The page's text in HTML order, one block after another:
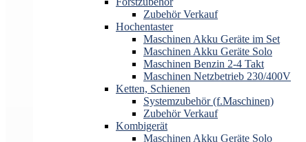
Zubehör Verkauf
Hochentaster
Maschinen Akku Geräte im Set
Maschinen Akku Geräte Solo
Maschinen Benzin 2-4 Takt
Maschinen Netzbetrieb 230/400V
Ketten, Schienen
Systemzubehör (f.Maschinen)
Zubehör Verkauf
Kombigerät
Maschinen Akku Geräte Solo